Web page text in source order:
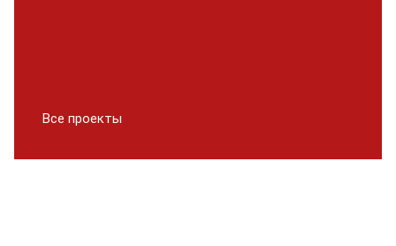
Все проекты